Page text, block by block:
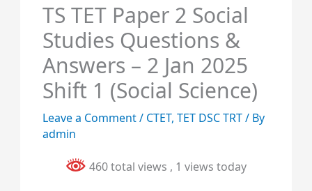
TS TET Paper 2 Social
Studies Questions &
Answers – 2 Jan 2025
Shift 1 (Social Science)
Leave a Comment/ CTET, TET DSC TRT/ By
admin
460 total views , 1 views today